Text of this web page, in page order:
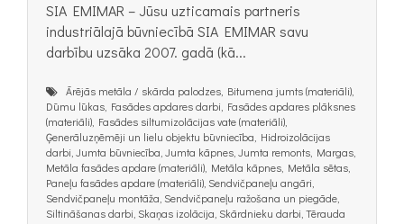
SIA EMIMAR – Jūsu uzticamais partneris
industriālajā būvniecībā SIA EMIMAR savu
darbību uzsāka 2007. gadā (kā...
Ārējās metāla / skārda palodzes, Bitumena jumts (materiāli),
Dūmu lūkas, Fasādes apdares darbi, Fasādes apdares plāksnes
(materiāli), Fasādes siltumizolācijas vate (materiāli),
Ģenerāluzņēmēji un lielu objektu būvniecība, Hidroizolācijas
darbi, Jumta būvniecība, Jumta kāpnes, Jumta remonts, Margas,
Metāla fasādes apdare (materiāli), Metāla kāpnes, Metāla sētas,
Paneļu fasādes apdare (materiāli), Sendvičpaneļu angāri,
Sendvičpaneļu montāža, Sendvičpaneļu ražošana un piegāde,
Siltināšanas darbi, Skaņas izolācija, Skārdnieku darbi, Tērauda